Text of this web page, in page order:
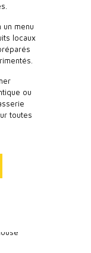
menu
locaux
ou
toutes